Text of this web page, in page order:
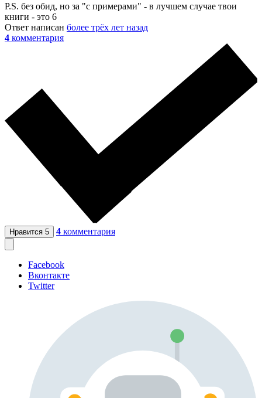
P.S. без обид, но за "с примерами" - в лучшем случае твои
книги - это 6
Ответ написан более трёх лет назад
4 комментария
Нравится 5 4 комментария
Facebook
Вконтакте
Twitter